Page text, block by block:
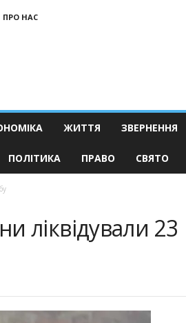
ПРО НАС
ЖИТТЯ ЗВЕРНЕННЯ
ПОЛІТИКА ПРАВО СВЯТО
ліквідували 23